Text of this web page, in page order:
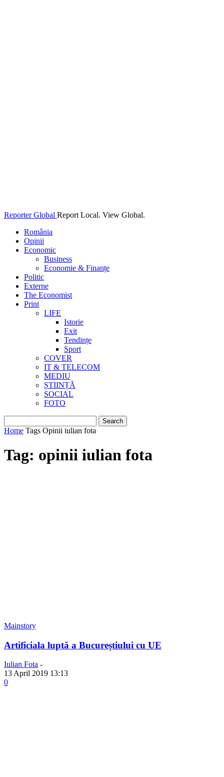
Reporter Global Report Local. View Global.
România
Opinii
Economic
Business
Economie & Finanțe
Politic
Externe
The Economist
Print
LIFE
Istorie
Exit
Tendințe
Sport
COVER
IT & TELECOM
MEDIU
ȘTIINȚĂ
SOCIAL
FOTO
Home Tags Opinii iulian fota
Tag: opinii iulian fota
Mainstory
Artificiala luptă a Bucureștiului cu UE
Iulian Fota -
13 April 2019 13:13
0